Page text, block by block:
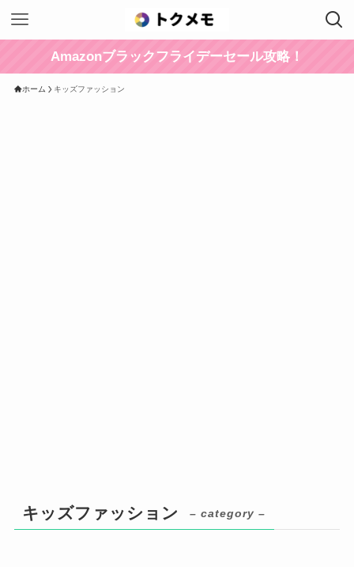
Amazonブラックフライデーセール攻略！
ホーム キッズファッション
キッズファッション – category –